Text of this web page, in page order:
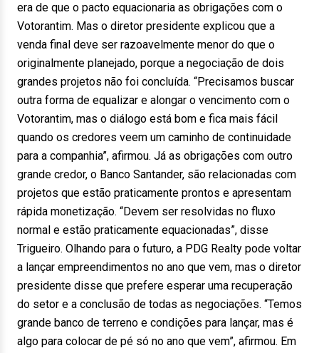
era de que o pacto equacionaria as obrigações com o
Votorantim. Mas o diretor presidente explicou que a
venda final deve ser razoavelmente menor do que o
originalmente planejado, porque a negociação de dois
grandes projetos não foi concluída. “Precisamos buscar
outra forma de equalizar e alongar o vencimento com o
Votorantim, mas o diálogo está bom e fica mais fácil
quando os credores veem um caminho de continuidade
para a companhia”, afirmou. Já as obrigações com outro
grande credor, o Banco Santander, são relacionadas com
projetos que estão praticamente prontos e apresentam
rápida monetização. “Devem ser resolvidas no fluxo
normal e estão praticamente equacionadas”, disse
Trigueiro. Olhando para o futuro, a PDG Realty pode voltar
a lançar empreendimentos no ano que vem, mas o diretor
presidente disse que prefere esperar uma recuperação
do setor e a conclusão de todas as negociações. “Temos
grande banco de terreno e condições para lançar, mas é
algo para colocar de pé só no ano que vem”, afirmou. Em